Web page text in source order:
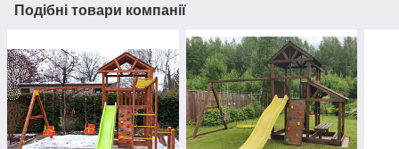
Подібні товари компанії